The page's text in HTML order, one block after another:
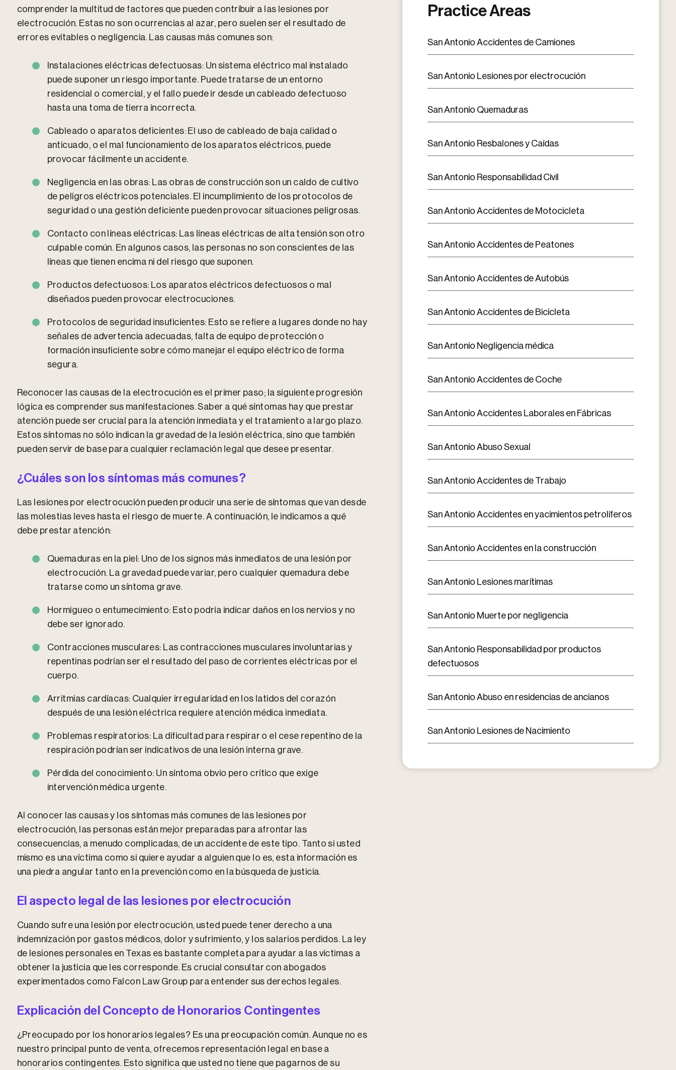
comprender la multitud de factores que pueden contribuir a las lesiones por
electrocución. Estas no son ocurrencias al azar, pero suelen ser el resultado de
errores evitables o negligencia. Las causas más comunes son:
Instalaciones eléctricas defectuosas: Un sistema eléctrico mal instalado
puede suponer un riesgo importante. Puede tratarse de un entorno
residencial o comercial, y el fallo puede ir desde un cableado defectuoso
hasta una toma de tierra incorrecta.
Cableado o aparatos deficientes: El uso de cableado de baja calidad o
anticuado, o el mal funcionamiento de los aparatos eléctricos, puede
provocar fácilmente un accidente.
Negligencia en las obras: Las obras de construcción son un caldo de cultivo
de peligros eléctricos potenciales. El incumplimiento de los protocolos de
seguridad o una gestión deficiente pueden provocar situaciones peligrosas.
Contacto con líneas eléctricas: Las líneas eléctricas de alta tensión son otro
culpable común. En algunos casos, las personas no son conscientes de las
líneas que tienen encima ni del riesgo que suponen.
Productos defectuosos: Los aparatos eléctricos defectuosos o mal
diseñados pueden provocar electrocuciones.
Protocolos de seguridad insuficientes: Esto se refiere a lugares donde no hay
señales de advertencia adecuadas, falta de equipo de protección o
formación insuficiente sobre cómo manejar el equipo eléctrico de forma
segura.
Reconocer las causas de la electrocución es el primer paso; la siguiente progresión
lógica es comprender sus manifestaciones. Saber a qué síntomas hay que prestar
atención puede ser crucial para la atención inmediata y el tratamiento a largo plazo.
Estos síntomas no sólo indican la gravedad de la lesión eléctrica, sino que también
pueden servir de base para cualquier reclamación legal que desee presentar.
¿Cuáles son los síntomas más comunes?
Las lesiones por electrocución pueden producir una serie de síntomas que van desde
las molestias leves hasta el riesgo de muerte. A continuación, le indicamos a qué
debe prestar atención:
Quemaduras en la piel: Uno de los signos más inmediatos de una lesión por
electrocución. La gravedad puede variar, pero cualquier quemadura debe
tratarse como un síntoma grave.
Hormigueo o entumecimiento: Esto podría indicar daños en los nervios y no
debe ser ignorado.
Contracciones musculares: Las contracciones musculares involuntarias y
repentinas podrían ser el resultado del paso de corrientes eléctricas por el
cuerpo.
Arritmias cardíacas: Cualquier irregularidad en los latidos del corazón
después de una lesión eléctrica requiere atención médica inmediata.
Problemas respiratorios: La dificultad para respirar o el cese repentino de la
respiración podrían ser indicativos de una lesión interna grave.
Pérdida del conocimiento: Un síntoma obvio pero crítico que exige
intervención médica urgente.
Al conocer las causas y los síntomas más comunes de las lesiones por
electrocución, las personas están mejor preparadas para afrontar las
consecuencias, a menudo complicadas, de un accidente de este tipo. Tanto si usted
mismo es una víctima como si quiere ayudar a alguien que lo es, esta información es
una piedra angular tanto en la prevención como en la búsqueda de justicia.
El aspecto legal de las lesiones por electrocución
Cuando sufre una lesión por electrocución, usted puede tener derecho a una
indemnización por gastos médicos, dolor y sufrimiento, y los salarios perdidos. La ley
de lesiones personales en Texas es bastante completa para ayudar a las víctimas a
obtener la justicia que les corresponde. Es crucial consultar con abogados
experimentados como Falcon Law Group para entender sus derechos legales.
Explicación del Concepto de Honorarios Contingentes
¿Preocupado por los honorarios legales? Es una preocupación común. Aunque no es
nuestro principal punto de venta, ofrecemos representación legal en base a
honorarios contingentes. Esto significa que usted no tiene que pagarnos de su
Practice Areas
San Antonio Accidentes de Camiones
San Antonio Lesiones por electrocución
San Antonio Quemaduras
San Antonio Resbalones y Caídas
San Antonio Responsabilidad Civil
San Antonio Accidentes de Motocicleta
San Antonio Accidentes de Peatones
San Antonio Accidentes de Autobús
San Antonio Accidentes de Bicicleta
San Antonio Negligencia médica
San Antonio Accidentes de Coche
San Antonio Accidentes Laborales en Fábricas
San Antonio Abuso Sexual
San Antonio Accidentes de Trabajo
San Antonio Accidentes en yacimientos petrolíferos
San Antonio Accidentes en la construcción
San Antonio Lesiones marítimas
San Antonio Muerte por negligencia
San Antonio Responsabilidad por productos
defectuosos
San Antonio Abuso en residencias de ancianos
San Antonio Lesiones de Nacimiento